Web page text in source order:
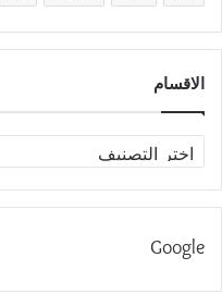
الاقسام
الاقسام
Google